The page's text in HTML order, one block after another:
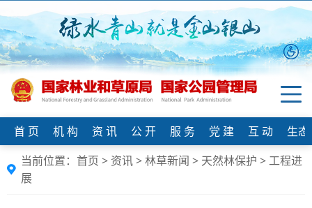
首 页 机 构 资 讯 公 开 服 务 党 建 互 动
生
当前位置： 首页 > 资讯>林草新闻 > 天然林保护 >工程进
展